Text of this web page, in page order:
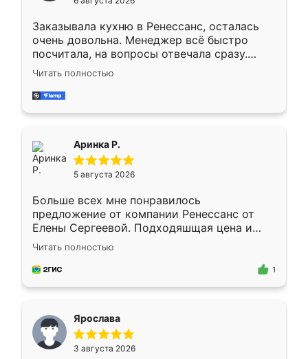
мебели буду заказывать только здесь.
Заказывала кухню в Ренессанс, осталась
очень довольна. Менеджер всё быстро
посчитала, на вопросы отвечала сразу.
Замерщик приехал в субботу, подошёл к
делу со всей ответственностью. Собрали
за день, ребята работали аккуратно, даже
Читать полностью
Аринка Р.
5 августа 2026
Больше всех мне понравилось
предложение от компании Ренессанс от
Елены Сергеевой. Подходяшщая цена и
короткие сроки изготовления. Приехавший
для замера сотрудник Владислав
предложил по моему эскизу самый
Читать полностью
1
Ярослава
3 августа 2026